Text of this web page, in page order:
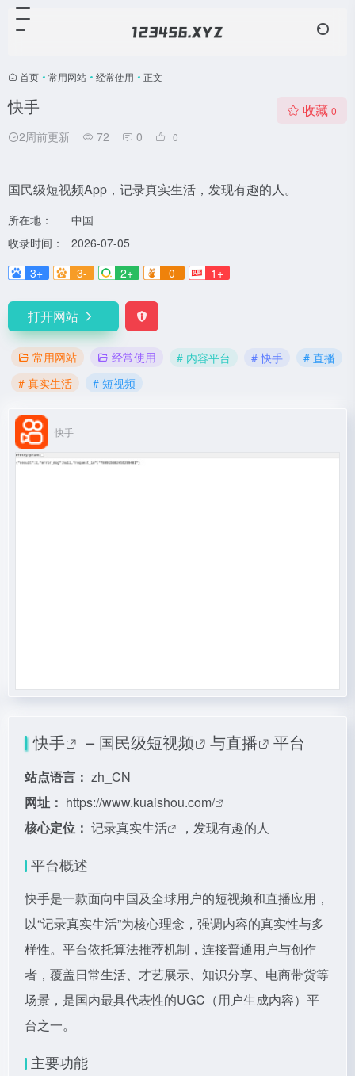
首页 • 常用网站 • 经常使用 • 正文
快手
2周前更新 72 0 0
收藏 0
国民级短视频App，记录真实生活，发现有趣的人。
所在地：
中国
收录时间：
2026-07-05
3+
3- 2+ 0 1+
打开网站
常用网站 经常使用 # 内容平台 # 快手
# 直播
# 真实生活
# 短视频
快手
快手 – 国民级短视频 与直播 平台
站点语言： zh_CN
网址： https://www.kuaishou.com/
核心定位： 记录真实生活 ，发现有趣的人
平台概述
快手是一款面向中国及全球用户的短视频和直播应用，
以“记录真实生活”为核心理念，强调内容的真实性与多
样性。平台依托算法推荐机制，连接普通用户与创作
者，覆盖日常生活、才艺展示、知识分享、电商带货等
场景，是国内最具代表性的UGC（用户生成内容）平
台之一。
主要功能